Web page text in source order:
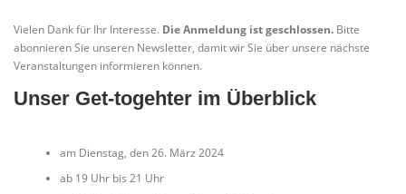
Vielen Dank für Ihr Interesse. Die Anmeldung ist geschlossen. Bitte
abonnieren Sie unseren Newsletter, damit wir Sie über unsere nächste
Veranstaltungen informieren können.
Unser Get-togehter im Überblick
am Dienstag, den 26. März 2024
ab 19 Uhr bis 21 Uhr